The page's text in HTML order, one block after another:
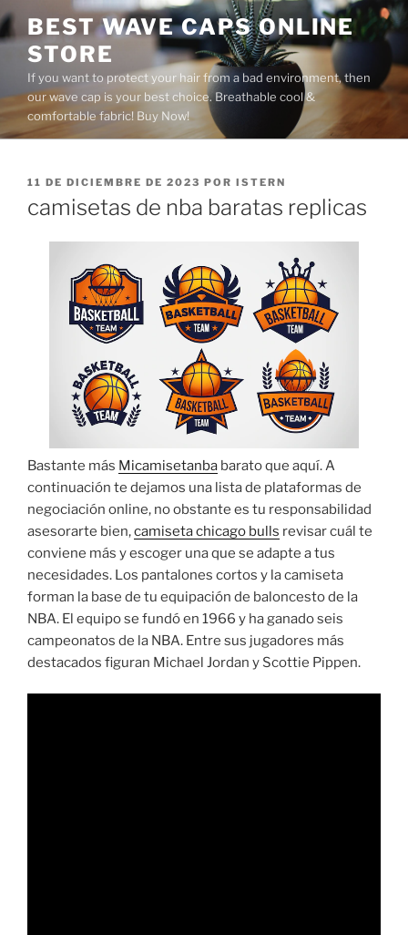
Saltar
al
contenido
BEST WAVE CAPS ONLINE
STORE
If you want to protect your hair from a bad environment, then
our wave cap is your best choice. Breathable cool &
comfortable fabric! Buy Now!
PUBLICADO
11 DE DICIEMBRE DE 2023 POR ISTERN
camisetas de nba baratas replicas
Bastante más Micamisetanba barato que aquí. A
continuación te dejamos una lista de plataformas de
negociación online, no obstante es tu responsabilidad
asesorarte bien,camiseta chicago bulls revisar cuál te
conviene más y escoger una que se adapte a tus
necesidades. Los pantalones cortos y la camiseta
forman la base de tu equipación de baloncesto de la
NBA. El equipo se fundó en 1966 y ha ganado seis
campeonatos de la NBA. Entre sus jugadores más
destacados figuran Michael Jordan y Scottie Pippen.